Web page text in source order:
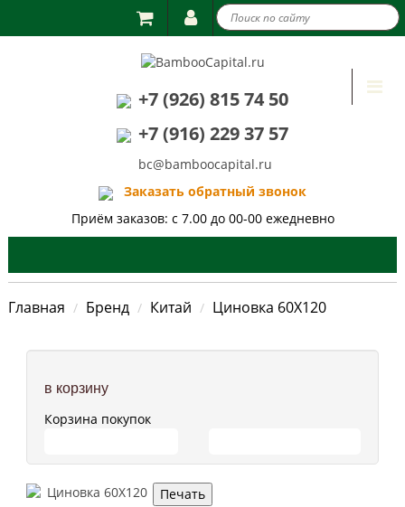
+7 (926) 815 74 50
+7 (916) 229 37 57
bc@bamboocapital.ru
Заказать обратный звонок
Приём заказов: с 7.00 до 00-00 ежедневно
Главная Бренд Китай Циновка 60Х120
в корзину
Корзина покупок